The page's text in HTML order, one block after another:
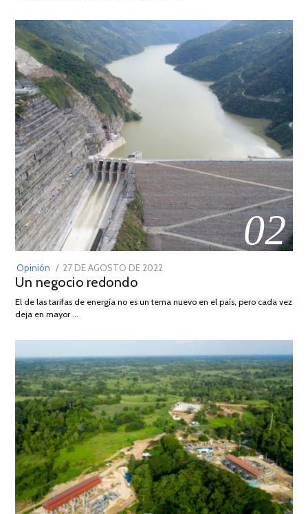
02
Opinión
POSTED
ON
27 DE AGOSTO DE 2022
Un negocio redondo
El de las tarifas de energía no es un tema nuevo en el país, pero cada vez
deja en mayor …